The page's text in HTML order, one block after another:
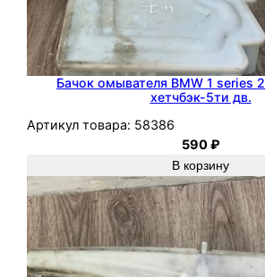
Бачок омывателя BMW 1 series
хетчбэк-5ти дв.
Артикул товара: 58386
590₽
В корзину